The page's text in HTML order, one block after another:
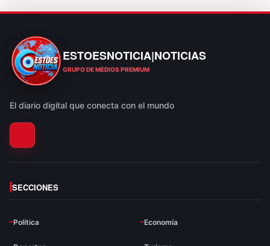
ESTOESNOTICIA|NOTICIAS
ESTOESNOTICIA|NOTICIAS
GRUPO DE MEDIOS PREMIUM
El diario digital que conecta con el mundo
SECCIONES
Política Economía